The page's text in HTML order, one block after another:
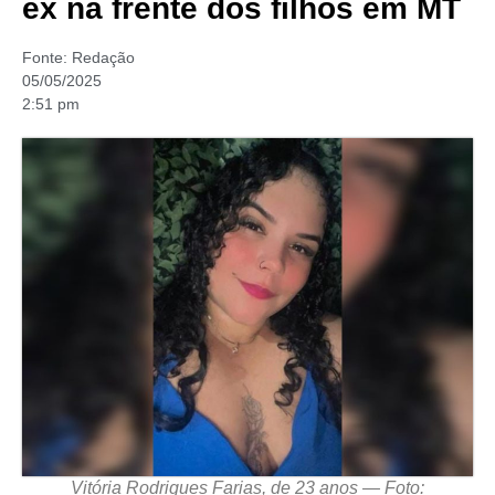
ex na frente dos filhos em MT
Fonte: Redação
05/05/2025
2:51 pm
Vitória Rodrigues Farias, de 23 anos — Foto: